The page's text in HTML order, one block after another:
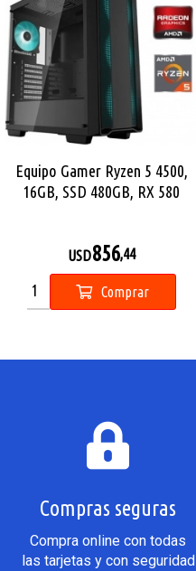
Equipo Gamer Ryzen 5 4500,
16GB, SSD 480GB, RX 580
USD856,44
Comprar
Compras seguras
Compra online con todas
las tarjetas y con seguridad